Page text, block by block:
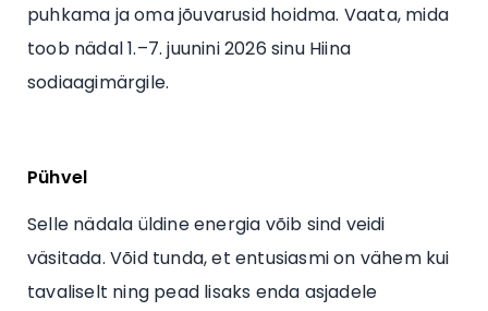
puhkama ja oma jõuvarusid hoidma. Vaata, mida
toob nädal 1.–7. juunini 2026 sinu Hiina
sodiaagimärgile.
Pühvel
Selle nädala üldine energia võib sind veidi
väsitada. Võid tunda, et entusiasmi on vähem kui
tavaliselt ning pead lisaks enda asjadele